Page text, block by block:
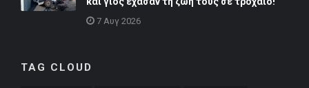
7 Αυγ 2026
TAG CLOUD